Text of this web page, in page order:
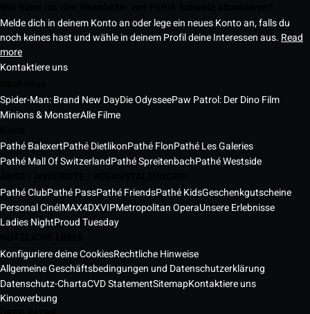
Melde dich in deinem Konto an oder lege ein neues Konto an, falls du
noch keines hast und wähle in deinem Profil deine Interessen aus. Read
more
Kontaktiere uns
Spider-Man: Brand New DayDie OdysseePaw Patrol: Der Dino Film
Minions & MonsterAlle Filme
Pathé BalexertPathé DietlikonPathé FlonPathé Les Galeries
Pathé Mall Of SwitzerlandPathé SpreitenbachPathé Westside
Pathé ClubPathé PassPathé FriendsPathé KidsGeschenkgutscheine
Personal CinéIMAX4DXVIPMetropolitan OperaUnsere Erlebnisse
Ladies NightProud Tuesday
Konfiguriere deine CookiesRechtliche Hinweise
Allgemeine Geschäftsbedingungen und Datenschutzerklärung
Datenschutz-ChartaCVD StatementSitemapKontaktiere uns
Kinowerbung